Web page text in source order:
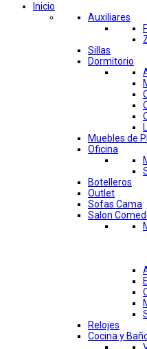
Inicio
Auxiliares
Sillas
Dormitorio
Muebles de
Oficina
Botelleros
Outlet
Sofas Cama
Salon
Relojes
Cocina y